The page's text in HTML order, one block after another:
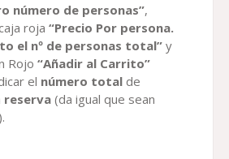
número de personas”,
roja “Precio Por persona.
el nº de personas total” y
Rojo “Añadir al Carrito”
el número total de
reserva (da igual que sean